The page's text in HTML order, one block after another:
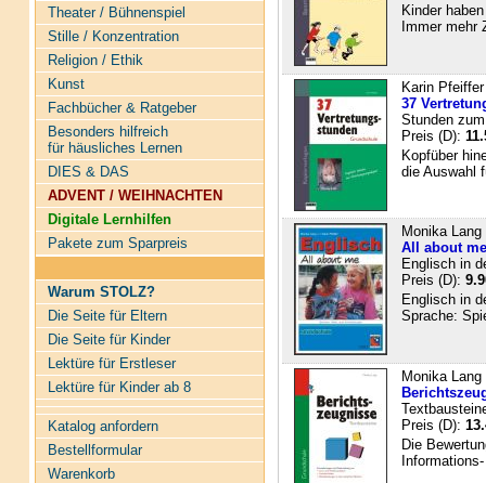
Theater / Bühnenspiel
Stille / Konzentration
Religion / Ethik
Kunst
Fachbücher & Ratgeber
Besonders hilfreich
für häusliches Lernen
DIES & DAS
ADVENT / WEIHNACHTEN
Digitale Lernhilfen
Pakete zum Sparpreis
Warum STOLZ?
Die Seite für Eltern
Die Seite für Kinder
Lektüre für Erstleser
Lektüre für Kinder ab 8
Katalog anfordern
Bestellformular
Warenkorb
Kinder
Immer mehr
Karin Pfeiffer
37
Stunden
Preis (D):
Kopfüber
die Auswahl
Monika
All about me
Englisch in
Preis (D):
Englisch in
Sprache:
Monika Lang
Preis (D):
Die